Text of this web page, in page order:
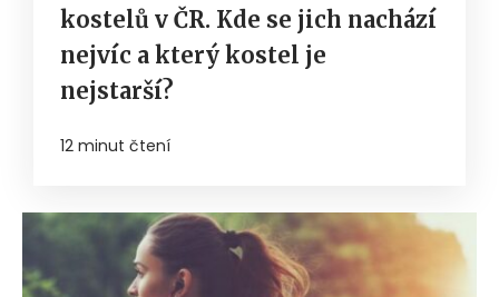
kostelů v ČR. Kde se jich nachází
nejvíc a který kostel je
nejstarší?
12 minut čtení